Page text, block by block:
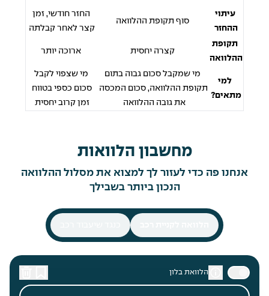
עיתוי
ההחזר
סוף תקופת ההלוואה
החזר חודשי, זמן
קצר לאחר קבלתה
תקופת
ההלוואה
קצרה יחסית ארוכה יותר
למי
מתאים?
מי שמקבל סכום גבוה בתום
תקופת ההלוואה, סכום המכסה
את גובה ההלוואה
מי שצפוי לקבל
סכום כספי בטווח
זמן קרוב יחסית
מחשבון הלוואות
אנחנו פה כדי לעזור לך למצוא את מסלול ההלוואה
הנכון ביותר בשבילך
הלוואת בלון